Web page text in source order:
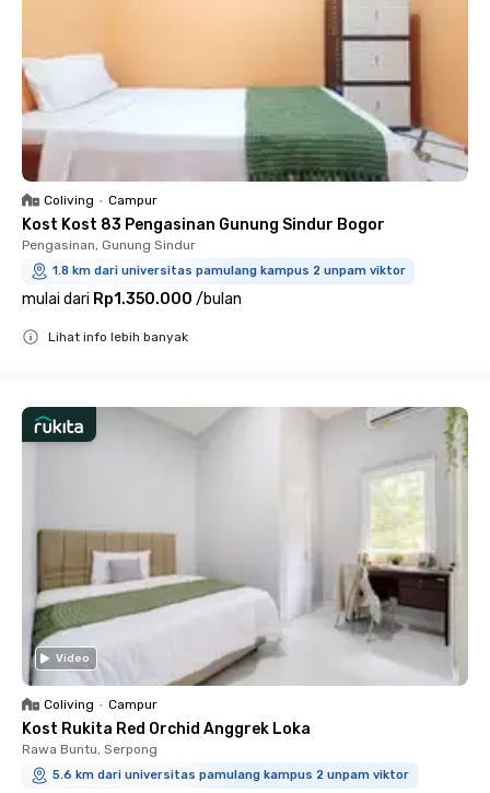
Coliving • Campur
Kost Kost 83 Pengasinan Gunung Sindur Bogor
Pengasinan, Gunung Sindur
1.8 km dari universitas pamulang kampus 2 unpam viktor
mulai dari Rp1.350.000 /bulan
Lihat info lebih banyak
Video
Coliving • Campur
Kost Rukita Red Orchid Anggrek Loka
Rawa Buntu, Serpong
5.6 km dari universitas pamulang kampus 2 unpam viktor